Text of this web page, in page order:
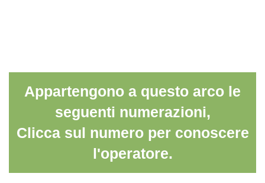
Appartengono a questo arco le
seguenti numerazioni,
Clicca sul numero per conoscere
l'operatore.